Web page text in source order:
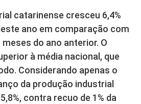
catarinense cresceu 6,4%
ano em comparação com
do ano anterior. O
à média nacional, que
Considerando apenas o
da produção industrial
contra recuo de 1% da